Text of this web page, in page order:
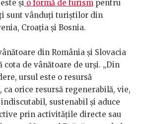
și o formă de turism pentru
sunt vânduți turiștilor din
Croația și Bosnia.
din România și Slovacia
cota de vânătoare de urși. „Din
ursul este o resursă
ca orice resursă regenerabilă, vie,
sustenabil și aduce
prin activitățile directe sau